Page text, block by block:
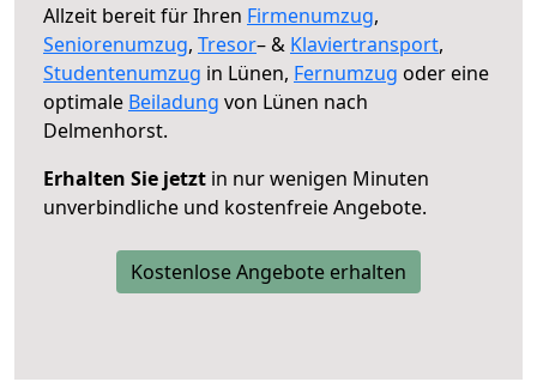
Allzeit bereit für Ihren Firmenumzug,
Seniorenumzug, Tresor– & Klaviertransport,
Studentenumzug in Lünen, Fernumzug oder eine
optimale Beiladung von Lünen nach
Delmenhorst.
Erhalten Sie jetzt in nur wenigen Minuten
unverbindliche und kostenfreie Angebote.
Kostenlose Angebote erhalten